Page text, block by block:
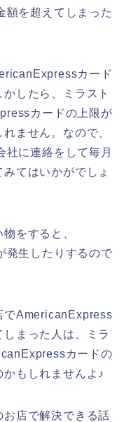
を超えてしまった
カード
したら、ミラスト
カードの上限が
ません。なので、
に連絡をして毎月
てはいかがでしょ
をすると、
発生したりするので
でAmericanExpress
まった人は、ミラ
カードの
もしれませんよ♪
店で解決できる話